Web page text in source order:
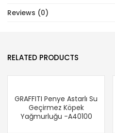
Reviews (0)
RELATED PRODUCTS
GRAFFITI Penye Astarlı Su
Geçirmez Köpek
Yağmurluğu -A40100